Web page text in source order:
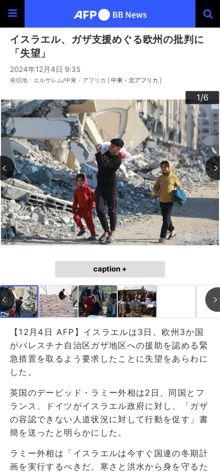
イスラエル、ガザ支援めぐる欧州の批判に
「失望」
2024年12月4日 9:35
発信地：エルサレム/中東・アフリカ [ 中東・北アフリカ ]
1/6
2/6
3/6
4/6
5/6
6/6
caption +
【12月4日 AFP】イスラエルは3日、欧州3か国
がパレスチナ自治区ガザ地区への援助を認める緊
急措置を取るよう要求したことに失望をあらわに
した。
英国のデービッド・ラミー外相は2日、同国とフ
ランス、ドイツがイスラエル政府に対し、「ガザ
の容認できない人道状況に対して行動を促す」書
簡を送ったと明らかにした。
ラミー外相は「イスラエルは今すぐ国連の冬期計
画を実行するべきだ。寒さと洪水から身を守るた